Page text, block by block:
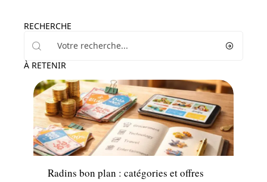
RECHERCHE
À RETENIR
Finance
Radins bon plan : catégories et offres